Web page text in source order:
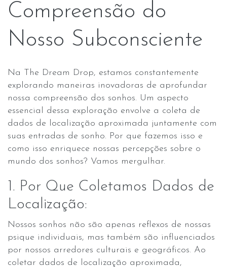
Compreensão do
Nosso Subconsciente
Na The Dream Drop, estamos constantemente
explorando maneiras inovadoras de aprofundar
nossa compreensão dos sonhos. Um aspecto
essencial dessa exploração envolve a coleta de
dados de localização aproximada juntamente com
suas entradas de sonho. Por que fazemos isso e
como isso enriquece nossas percepções sobre o
mundo dos sonhos? Vamos mergulhar.
1. Por Que Coletamos Dados de
Localização:
Nossos sonhos não são apenas reflexos de nossas
psique individuais, mas também são influenciados
por nossos arredores culturais e geográficos. Ao
coletar dados de localização aproximada,